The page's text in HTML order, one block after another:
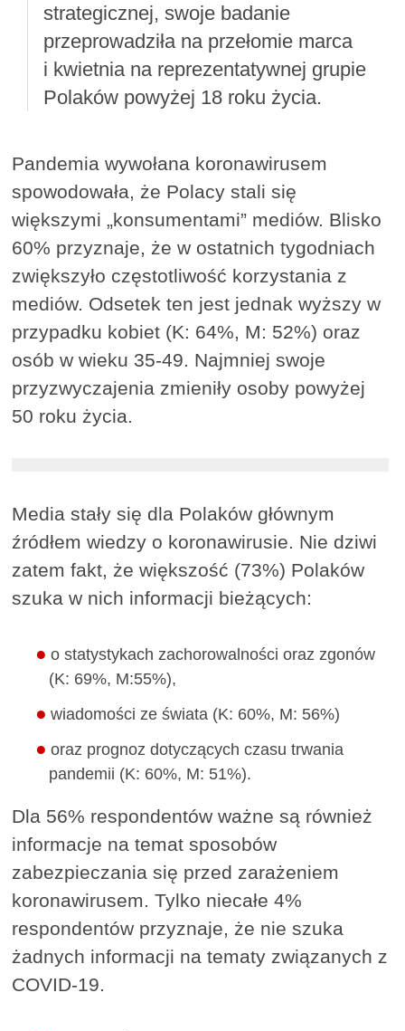
strategicznej, swoje badanie
przeprowadziła na przełomie marca
i kwietnia na reprezentatywnej grupie
Polaków powyżej 18 roku życia.
Pandemia wywołana koronawirusem
spowodowała, że Polacy stali się
większymi „konsumentami” mediów. Blisko
60% przyznaje, że w ostatnich tygodniach
zwiększyło częstotliwość korzystania z
mediów. Odsetek ten jest jednak wyższy w
przypadku kobiet (K: 64%, M: 52%) oraz
osób w wieku 35‑49. Najmniej swoje
przyzwyczajenia zmieniły osoby powyżej
50 roku życia.
Media stały się dla Polaków głównym
źródłem wiedzy o koronawirusie. Nie dziwi
zatem fakt, że większość (73%) Polaków
szuka w nich informacji bieżących:
o statystykach zachorowalności oraz zgonów
(K: 69%, M:55%),
wiadomości ze świata (K: 60%, M: 56%)
oraz prognoz dotyczących czasu trwania
pandemii (K: 60%, M: 51%).
Dla 56% respondentów ważne są również
informacje na temat sposobów
zabezpieczania się przed zarażeniem
koronawirusem. Tylko niecałe 4%
respondentów przyznaje, że nie szuka
żadnych informacji na tematy związanych z
COVID-19.